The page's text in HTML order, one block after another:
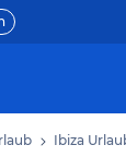
Ibiza